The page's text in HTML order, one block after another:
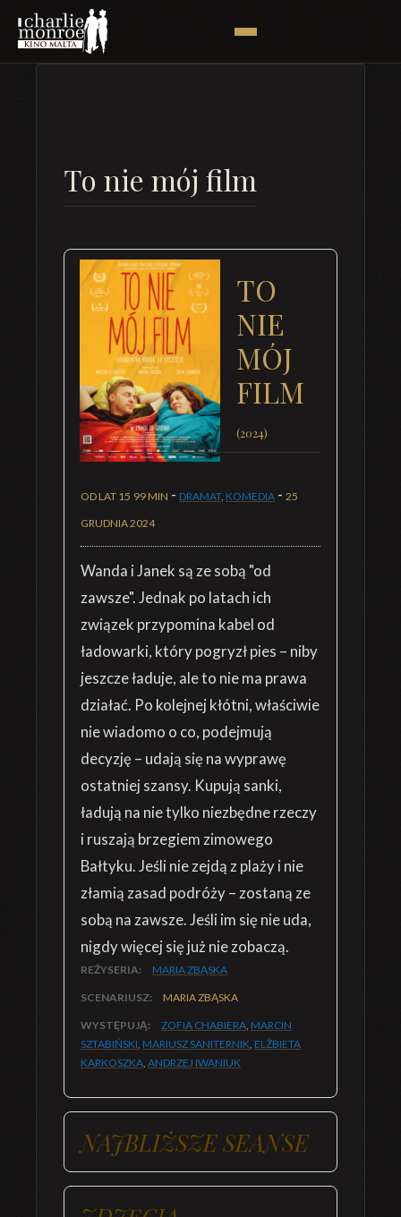
To nie mój film
TO
NIE
MÓJ
FILM
(2024)
OD LAT 15 99 MIN - DRAMAT, KOMEDIA - 25
GRUDNIA 2024
Wanda i Janek są ze sobą "od
zawsze". Jednak po latach ich
związek przypomina kabel od
ładowarki, który pogryzł pies – niby
jeszcze ładuje, ale to nie ma prawa
działać. Po kolejnej kłótni, właściwie
nie wiadomo o co, podejmują
decyzję – udają się na wyprawę
ostatniej szansy. Kupują sanki,
ładują na nie tylko niezbędne rzeczy
i ruszają brzegiem zimowego
Bałtyku. Jeśli nie zejdą z plaży i nie
złamią zasad podróży – zostaną ze
sobą na zawsze. Jeśli im się nie uda,
nigdy więcej się już nie zobaczą.
REŻYSERIA: MARIA ZBĄSKA
SCENARIUSZ: MARIA ZBĄSKA
WYSTĘPUJĄ: ZOFIA CHABIERA, MARCIN
SZTABIŃSKI, MARIUSZ SANITERNIK, ELŻBIETA
KARKOSZKA, ANDRZEJ IWANIUK
NAJBLIŻSZE SEANSE